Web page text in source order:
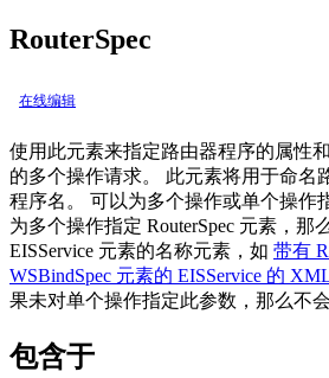
RouterSpec
在线编辑
使用此元素来指定路由器程序的属性
的多个操作请求。 此元素将用于命名
程序名。 可以为多个操作或单个操作
为多个操作指定 RouterSpec 元素，那
EISService 元素的名称元素，如 带有
WSBindSpec 元素的 EISService 的
果未对单个操作指定此参数，那么不
包含于